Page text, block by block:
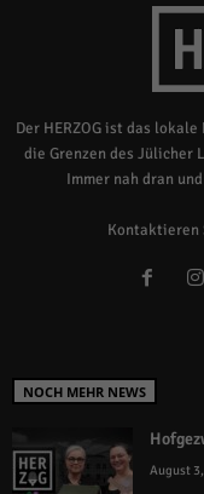
Der HERZOG ist das
die Grenzen des Jülicher
Immer nah dran
Kontaktieren
NOCH MEHR NEWS
August